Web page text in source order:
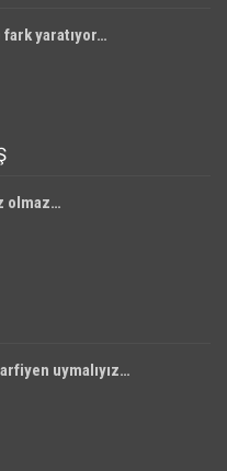
yaratıyor…
olmaz…
uymalıyız…